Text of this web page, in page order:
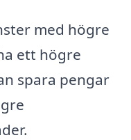
med högre
ett högre
spara pengar